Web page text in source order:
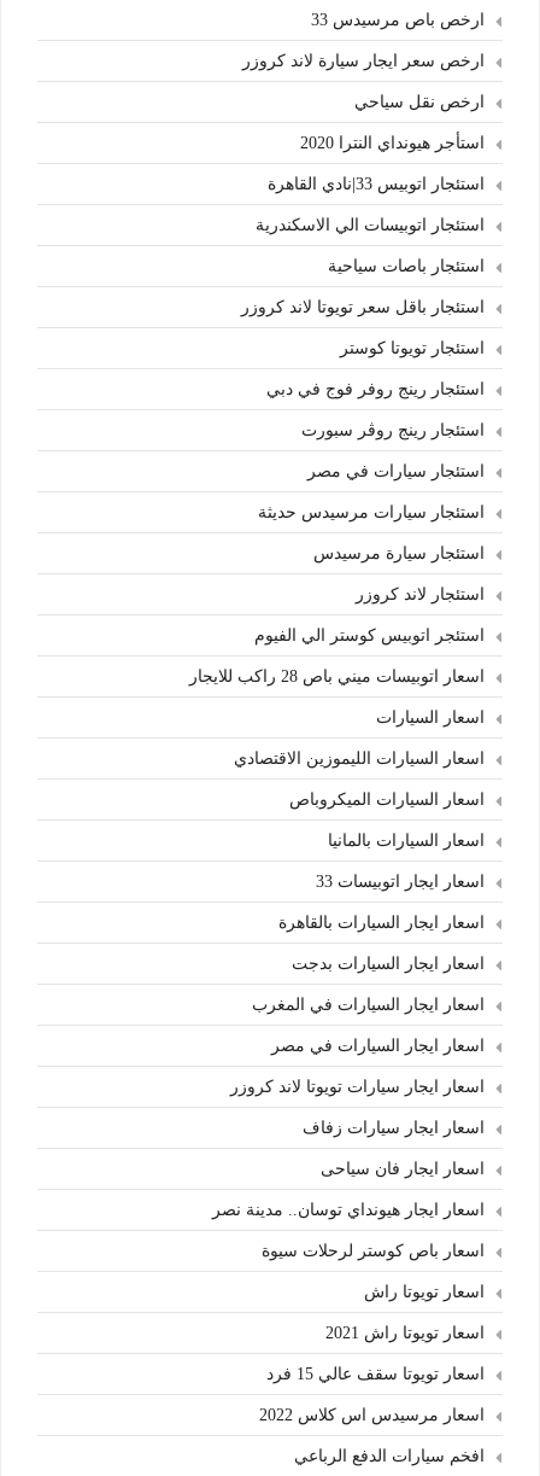
ارخص باص مرسيدس 33
ارخص سعر ايجار سيارة لاند كروزر
ارخص نقل سياحي
استأجر هيونداي النترا 2020
استئجار اتوبيس 33|نادي القاهرة
استئجار اتوبيسات الي الاسكندرية
استئجار باصات سياحية
استئجار باقل سعر تويوتا لاند كروزر
استئجار تويوتا كوستر
استئجار رينج روفر فوج في دبي
استئجار رينج روڤر سبورت
استئجار سيارات في مصر
استئجار سيارات مرسيدس حديثة
استئجار سيارة مرسيدس
استئجار لاند كروزر
استئجر اتوبيس كوستر الي الفيوم
اسعار اتوبيسات ميني باص 28 راكب للايجار
اسعار السيارات
اسعار السيارات الليموزين الاقتصادي
اسعار السيارات الميكروباص
اسعار السيارات بالمانيا
اسعار ايجار اتوبيسات 33
اسعار ايجار السيارات بالقاهرة
اسعار ايجار السيارات بدجت
اسعار ايجار السيارات في المغرب
اسعار ايجار السيارات في مصر
اسعار ايجار سيارات تويوتا لاند كروزر
اسعار ايجار سيارات زفاف
اسعار ايجار فان سياحى
اسعار ايجار هيونداي توسان.. مدينة نصر
اسعار باص كوستر لرحلات سيوة
اسعار تويوتا راش
اسعار تويوتا راش 2021
اسعار تويوتا سقف عالي 15 فرد
اسعار مرسيدس اس كلاس 2022
افخم سيارات الدفع الرباعي